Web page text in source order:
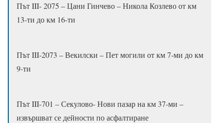
Път III- 2075 – Цани Гинчево – Никола Козлево от км
13-ти до км 16-ти
Път III-2073 – Векилски – Пет могили от км 7-ми до км
9-ти
Път III-701 – Секулово- Нови пазар на км 37-ми –
извършват се дейности по асфалтиране